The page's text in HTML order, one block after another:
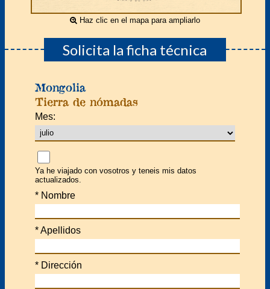
Haz clic en el mapa para ampliarlo
Solicita la ficha técnica
Mongolia
Tierra de nómadas
Mes:
Ya he viajado con vosotros y teneis mis datos
actualizados.
* Nombre
*Apellidos
* Dirección